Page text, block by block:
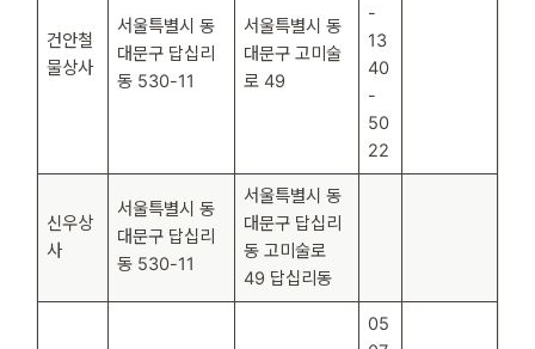
건안철
물상사
서울특별시 동
대문구 답십리
동 530-11
서울특별시 동
대문구 고미술
로 49
-
13
40
-
50
22
신우상
사
서울특별시 동
대문구 답십리
동 530-11
서울특별시 동
대문구 답십리
동 고미술로
49 답십리동
05